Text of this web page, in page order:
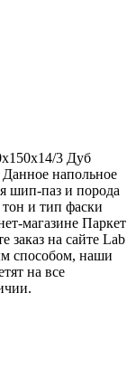
3 Дуб
напольное
шип-паз и порода
и тип фаски
магазине Паркет
заказ на сайте Lab
способом, наши
на все